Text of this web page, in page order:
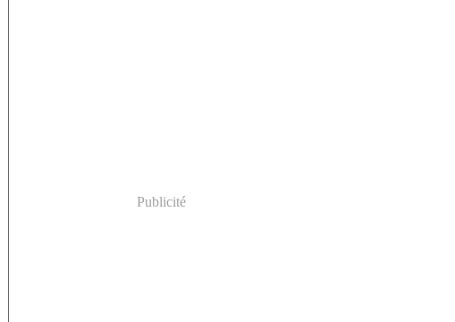
Publicité